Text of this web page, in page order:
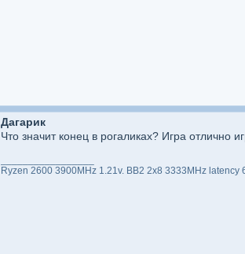
Дагарик
Что значит конец в рогаликах? Игра отлично
Ryzen 2600 3900MHz 1.21v. BB2 2x8 3333MHz latency